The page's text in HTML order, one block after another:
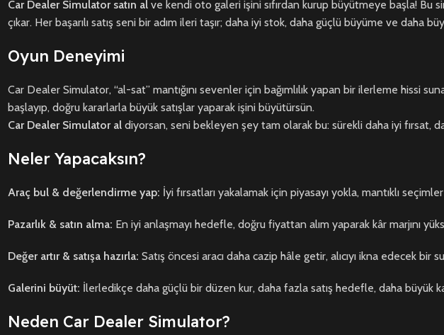
Car Dealer Simulator satın al ve kendi oto galeri işini sıfırdan kurup büyütmeye başla! Bu
çıkar. Her başarılı satış seni bir adım ileri taşır; daha iyi stok, daha güçlü büyüme ve daha
Oyun Deneyimi
Car Dealer Simulator, “al-sat” mantığını sevenler için bağımlılık yapan bir ilerleme hissi
başlayıp, doğru kararlarla büyük satışlar yaparak işini büyütürsün.
Car Dealer Simulator al diyorsan, seni bekleyen şey tam olarak bu: sürekli daha iyi fırsat,
Neler Yapacaksın?
Araç bul & değerlendirme yap: İyi fırsatları yakalamak için piyasayı yokla, mantıklı
Pazarlık & satın alma: En iyi anlaşmayı hedefle, doğru fiyattan alım yaparak kâr marjını
Değer artır & satışa hazırla: Satış öncesi aracı daha cazip hâle getir, alıcıyı ikna edecek bir
Galerini büyüt: İlerledikçe daha güçlü bir düzen kur, daha fazla satış hedefle, daha büyük
Neden Car Dealer Simulator?